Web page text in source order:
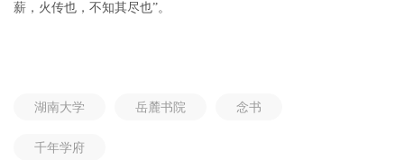
薪，火传也，不知其尽也”。
湖南大学 岳麓书院 念书
千年学府